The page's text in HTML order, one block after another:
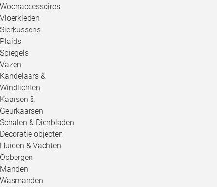
Woonaccessoires
Vloerkleden
Sierkussens
Plaids
Spiegels
Vazen
Kandelaars &
Windlichten
Kaarsen &
Geurkaarsen
Schalen & Dienbladen
Decoratie objecten
Huiden & Vachten
Opbergen
Manden
Wasmanden